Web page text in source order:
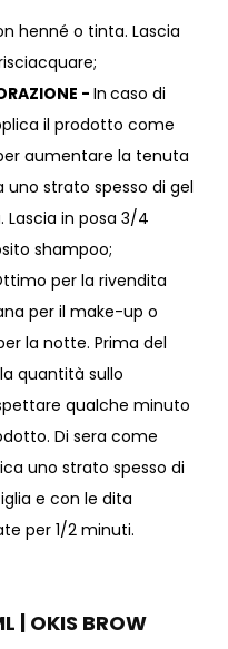
henné o tinta. Lascia
- In caso di
il prodotto come
per aumentare la tenuta
uno strato spesso di gel
Lascia in posa 3/4
shampoo;
per la rivendita
per il make-up o
la notte. Prima del
quantità sullo
qualche minuto
Di sera come
uno strato spesso di
e con le dita
per 1/2 minuti.
| OKIS BROW